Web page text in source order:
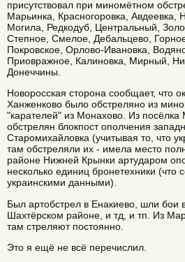
присутствовал при миномётном
Марьинка, Красногоровка, Авдеевка,
Могила, Редкодуб, Центральный,
Степное, Смелое, Дебальцево,
Покровское, Орлово-Ивановка,
Приовражное, Калиновка, Мирный,
Донеччины.
Новоросская сторона сообщает, что
Ханженково было обстреляно из
"карателей" из Монахово. Из
обстрелян блокпост ополчения
Старомихайловка (учитывая то, что
там обстреляли их - имела место
районе Нижней Крынки артударом
несколько единиц бронетехники (что
украинскими данными).
Был артобстрел в Енакиево, шли бои
Шахтёрском районе, и тд, и тп. Из
там стреляют постоянно.
Это я ещё не всё перечислил.